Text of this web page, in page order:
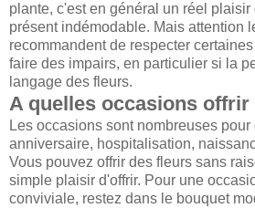
plante, c'est en général un réel
présent indémodable. Mais attention
recommandent de respecter
faire des impairs, en particulier si la
langage des fleurs.
A quelles occasions offrir
Les occasions sont nombreuses pour
anniversaire, hospitalisation,
Vous pouvez offrir des fleurs sans
simple plaisir d'offrir. Pour une
conviviale, restez dans le bouquet